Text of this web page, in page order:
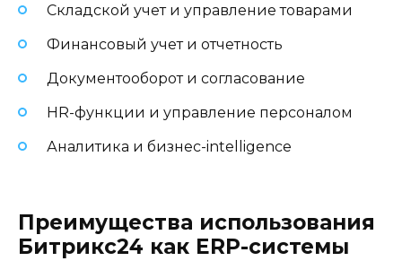
Складской учет и управление товарами
Финансовый учет и отчетность
Документооборот и согласование
HR-функции и управление персоналом
Аналитика и бизнес-intelligence
Преимущества использования
Битрикс24 как ERP-системы